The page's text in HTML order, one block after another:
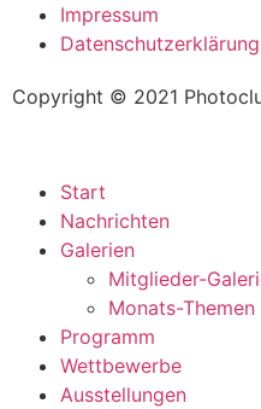
Impressum
Datenschutzerklärung
Copyright © 2021
Start
Nachrichten
Galerien
Mitglieder-
Monats-Themen
Programm
Wettbewerbe
Ausstellungen